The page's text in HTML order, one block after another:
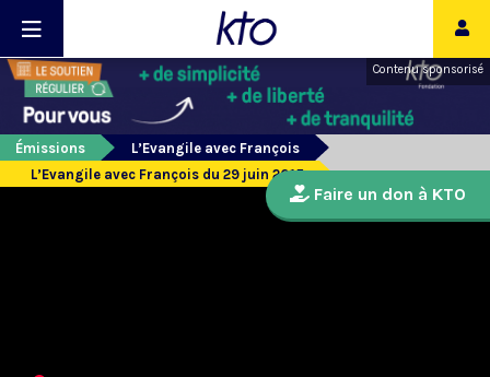
Contenu sponsorisé
Émissions
L’Evangile avec François
L’Evangile avec François du 29 juin 2015
Faire un don à KTO